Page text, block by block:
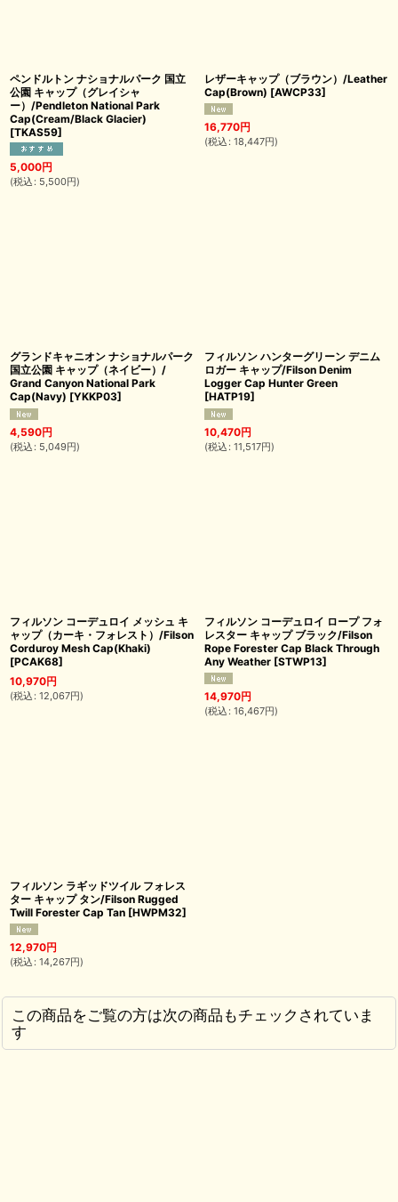
ペンドルトン ナショナルパーク 国立
公園 キャップ（グレイシャ
ー）/Pendleton National Park
Cap(Cream/Black Glacier)
[TKAS59]
5,000円
(税込 : 5,500円)
レザーキャップ（ブラウン）/Leather
Cap(Brown) [AWCP33]
16,770円
(税込 : 18,447円)
グランドキャニオン ナショナルパーク
国立公園 キャップ（ネイビー）/
Grand Canyon National Park
Cap(Navy) [YKKP03]
4,590円
(税込 : 5,049円)
フィルソン ハンターグリーン デニム
ロガー キャップ/Filson Denim
Logger Cap Hunter Green
[HATP19]
10,470円
(税込 : 11,517円)
フィルソン コーデュロイ メッシュ キ
ャップ（カーキ・フォレスト）/Filson
Corduroy Mesh Cap(Khaki)
[PCAK68]
10,970円
(税込 : 12,067円)
フィルソン コーデュロイ ロープ フォ
レスター キャップ ブラック/Filson
Rope Forester Cap Black Through
Any Weather [STWP13]
14,970円
(税込 : 16,467円)
フィルソン ラギッドツイル フォレス
ター キャップ タン/Filson Rugged
Twill Forester Cap Tan [HWPM32]
12,970円
(税込 : 14,267円)
この商品をご覧の方は次の商品もチェックされていま
す